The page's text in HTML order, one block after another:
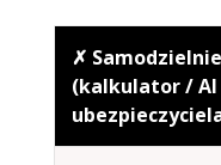
✗ Samodzielnie
(kalkulator / AI